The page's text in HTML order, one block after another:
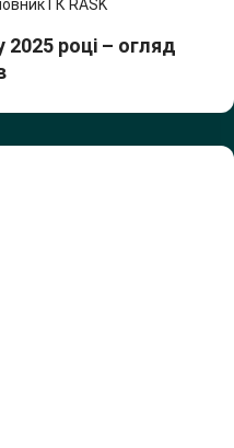
ГК RASK
2025 році – огляд